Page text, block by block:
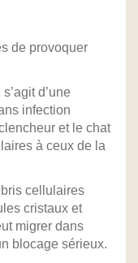
de provoquer
s’agit d’une
infection
et le chat
à ceux de la
cellulaires
cristaux et
migrer dans
blocage sérieux.